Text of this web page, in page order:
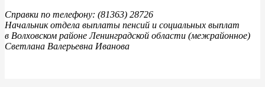
Справки по телефону: (81363) 28726
Начальник отдела выплаты пенсий и социальных выплат
в Волховском районе Ленинградской области (межрайонное)
Светлана Валерьевна Иванова